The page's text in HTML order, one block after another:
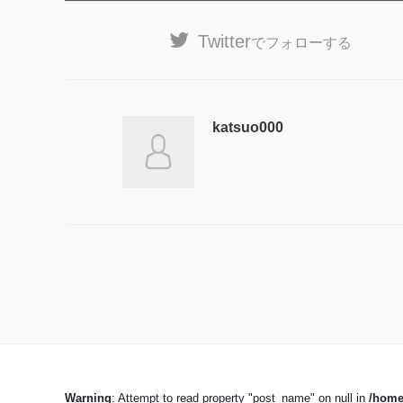
Twitterでフォローする
katsuo000
Warning: Attempt to read property "post_name" on null in /